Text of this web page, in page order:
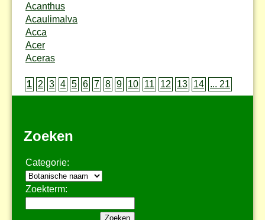
Acanthus
Acaulimalva
Acca
Acer
Aceras
1 2 3 4 5 6 7 8 9 10 11 12 13 14 ... 21
Zoeken
Categorie:
Zoekterm: